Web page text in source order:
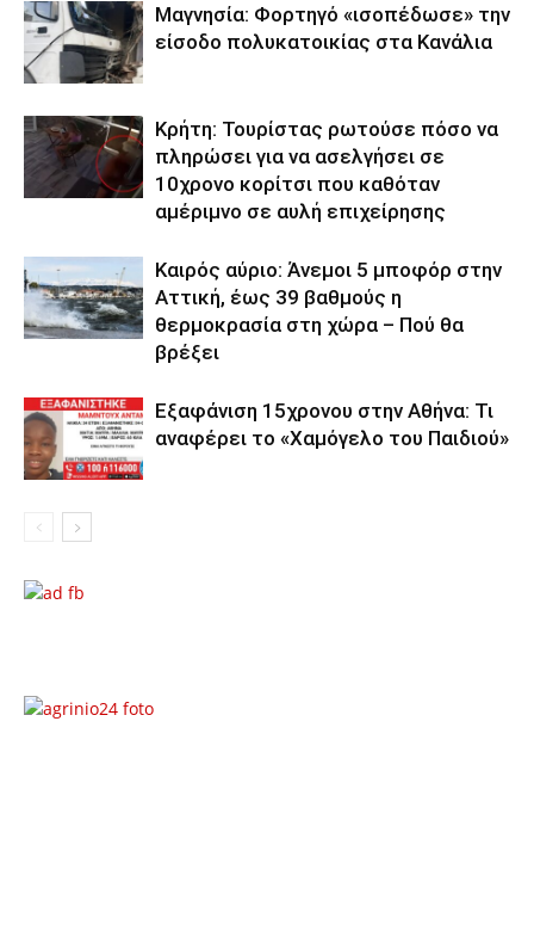
Μαγνησία: Φορτηγό «ισοπέδωσε» την
είσοδο πολυκατοικίας στα Κανάλια
Κρήτη: Τουρίστας ρωτούσε πόσο να
πληρώσει για να ασελγήσει σε
10χρονο κορίτσι που καθόταν
αμέριμνο σε αυλή επιχείρησης
Καιρός αύριο: Άνεμοι 5 μποφόρ στην
Αττική, έως 39 βαθμούς η
θερμοκρασία στη χώρα – Πού θα
βρέξει
Εξαφάνιση 15χρονου στην Αθήνα: Τι
αναφέρει το «Χαμόγελο του Παιδιού»